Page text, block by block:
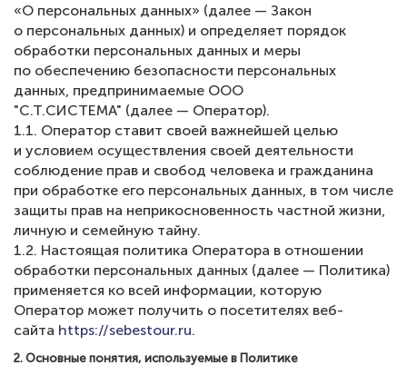
«О персональных данных» (далее — Закон
о персональных данных) и определяет порядок
обработки персональных данных и меры
по обеспечению безопасности персональных
данных, предпринимаемые ООО
"С.Т.СИСТЕМА" (далее — Оператор).
1.1. Оператор ставит своей важнейшей целью
и условием осуществления своей деятельности
соблюдение прав и свобод человека и гражданина
при обработке его персональных данных, в том числе
защиты прав на неприкосновенность частной жизни,
личную и семейную тайну.
1.2. Настоящая политика Оператора в отношении
обработки персональных данных (далее — Политика)
применяется ко всей информации, которую
Оператор может получить о посетителях веб-
сайта https://sebestour.ru.
2. Основные понятия, используемые в Политике